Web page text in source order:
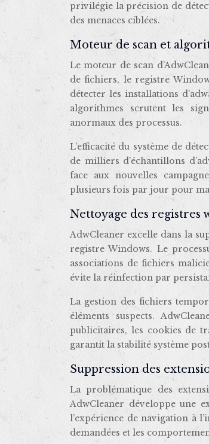
privilégie la précision de
des menaces ciblées.
Moteur de scan et
Le moteur de scan
de fichiers, le registre
détecter les installations
algorithmes scrutent les
anormaux des processus.
L’efficacité du système de
de milliers d’échantillons
face aux nouvelles
plusieurs fois par jour pour
Nettoyage des registres
AdwCleaner excelle dans la
registre Windows. Le
associations de fichiers
évite la réinfection par
La gestion des fichiers
éléments suspects.
publicitaires, les cookies de
garantit la stabilité système
Suppression des
La problématique des
AdwCleaner développe une
l’expérience de navigation à
demandées et les